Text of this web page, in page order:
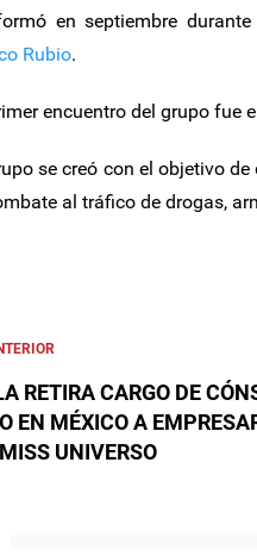
en septiembre durante
Rubio.
encuentro del grupo fue
se creó con el objetivo
al tráfico de drogas,
RETIRA CARGO DE
EN MÉXICO A
UNIVERSO